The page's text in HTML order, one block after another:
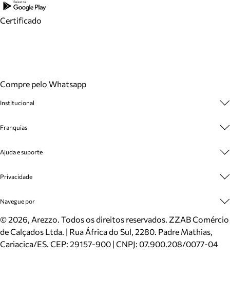
Certificado
Compre pelo Whatsapp
Institucional
Cashback
Venda Corporativa
Mapa do Site
Inverno
Mundo Arezzo
Franquias
Plano de Negócio
Ajuda e suporte
Cadastro
Meus Pedidos
Trocas e Devoluções
Cartão Presente
Localizador de lojas
Privacidade
Politica e Privacidade
Navegue por
Sapatos
Bolsas
Scarpins
©2026, Arezzo. Todos os direitos reservados. ZZAB Comércio
de Calçados Ltda. | Rua África do Sul, 2280. Padre Mathias,
Cariacica/ES. CEP: 29157-900 | CNPJ: 07.900.208/0077-04